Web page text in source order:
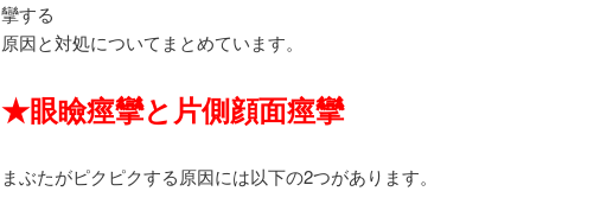
攣する
原因と対処についてまとめています。
★眼瞼痙攣と片側顔面痙攣
まぶたがピクピクする原因には以下の2つがあります。